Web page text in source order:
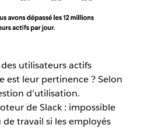
utilisateurs actifs
est leur pertinence ? Selon
d’utilisation.
de Slack : impossible
travail si les employés